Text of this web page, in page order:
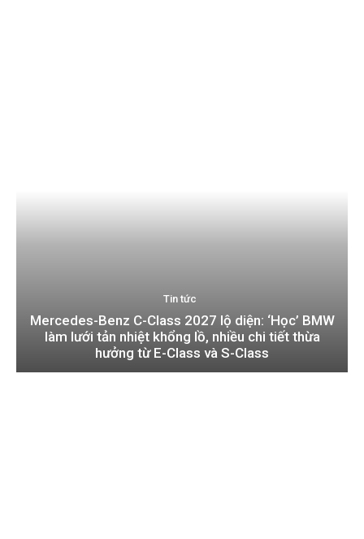
Tin tức
Mercedes-Benz C-Class 2027 lộ diện: ‘Học’ BMW
làm lưới tản nhiệt khổng lồ, nhiều chi tiết thừa
hưởng từ E-Class và S-Class